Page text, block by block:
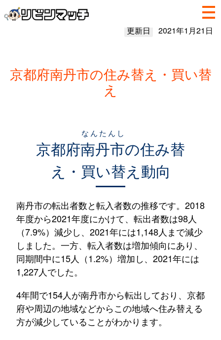
更新日 2021年1月21日
京都府南丹市の住み替え・買い替
え
京都府南丹市
なんたんし
の住み替
え・買い替え動向
南丹市の転出者数と転入者数の推移です。2018
年度から2021年度にかけて、転出者数は98人
（7.9%）減少し、2021年には1,148人まで減少
しました。一方、転入者数は増加傾向にあり、
同期間中に15人（1.2%）増加し、2021年には
1,227人でした。
4年間で154人が南丹市から転出しており、京都
府や周辺の地域などからこの地域へ住み替える
方が減少していることがわかります。